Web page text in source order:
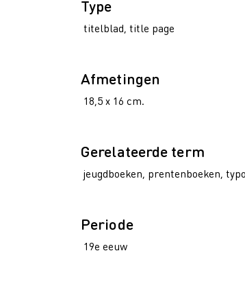
Type
titelblad, title page
Afmetingen
18,5 x 16 cm.
Gerelateerde term
jeugdboeken, prentenboeken,
Periode
19e eeuw